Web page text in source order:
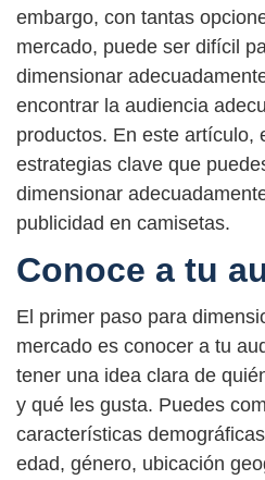
embargo, con tantas
mercado, puede ser difícil
dimensionar
encontrar la audiencia
productos. En este artículo,
estrategias clave que
dimensionar
publicidad en camisetas.
Conoce a tu
El primer paso para
mercado es conocer a tu
tener una idea clara de
y qué les gusta. Puedes
características
edad, género, ubicación